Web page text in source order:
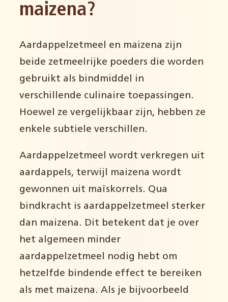
maizena?
Aardappelzetmeel en maizena zijn
beide zetmeelrijke poeders die worden
gebruikt als bindmiddel in
verschillende culinaire toepassingen.
Hoewel ze vergelijkbaar zijn, hebben ze
enkele subtiele verschillen.
Aardappelzetmeel wordt verkregen uit
aardappels, terwijl maizena wordt
gewonnen uit maïskorrels. Qua
bindkracht is aardappelzetmeel sterker
dan maizena. Dit betekent dat je over
het algemeen minder
aardappelzetmeel nodig hebt om
hetzelfde bindende effect te bereiken
als met maizena. Als je bijvoorbeeld